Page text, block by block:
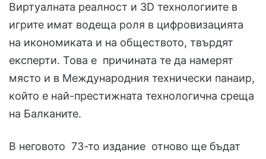
Виртуалната реалност и 3D технологиите в
игрите имат водеща роля в цифровизацията
на икономиката и на обществото, твърдят
експерти. Това е причината те да намерят
място и в Международния технически панаир,
който е най-престижната технологична среща
на Балканите.
В неговото 73-то издание отново ще бъдат